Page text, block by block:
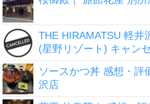
THE HIRAMATSU 軽井
(星野リゾート) キャン
ソースかつ丼 感想・評
沢店